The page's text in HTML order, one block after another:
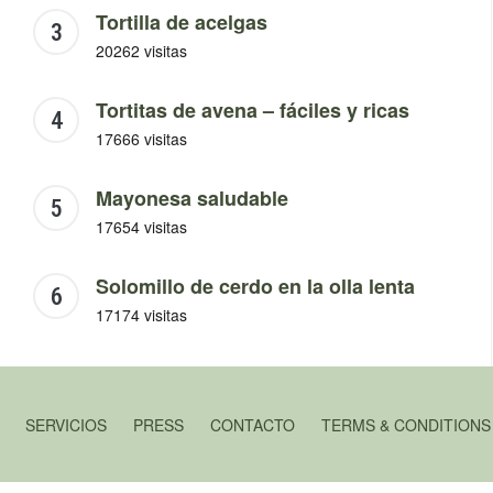
Tortilla de acelgas
20262 visitas
Tortitas de avena – fáciles y ricas
17666 visitas
Mayonesa saludable
17654 visitas
Solomillo de cerdo en la olla lenta
17174 visitas
SERVICIOS PRESS CONTACTO TERMS & CONDITIONS